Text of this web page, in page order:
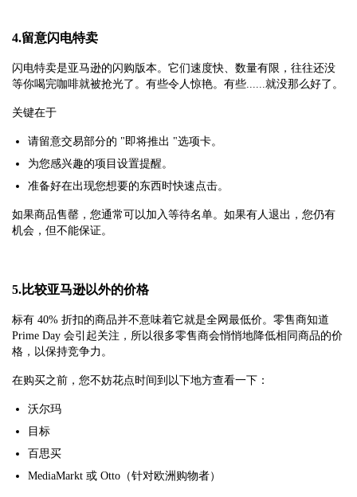
4.留意闪电特卖
闪电特卖是亚马逊的闪购版本。它们速度快、数量有限，往往还没
等你喝完咖啡就被抢光了。有些令人惊艳。有些......就没那么好了。
关键在于
请留意交易部分的 "即将推出 "选项卡。
为您感兴趣的项目设置提醒。
准备好在出现您想要的东西时快速点击。
如果商品售罄，您通常可以加入等待名单。如果有人退出，您仍有
机会，但不能保证。
5.比较亚马逊以外的价格
标有 40% 折扣的商品并不意味着它就是全网最低价。零售商知道
Prime Day 会引起关注，所以很多零售商会悄悄地降低相同商品的价
格，以保持竞争力。
在购买之前，您不妨花点时间到以下地方查看一下：
沃尔玛
目标
百思买
MediaMarkt 或 Otto（针对欧洲购物者）